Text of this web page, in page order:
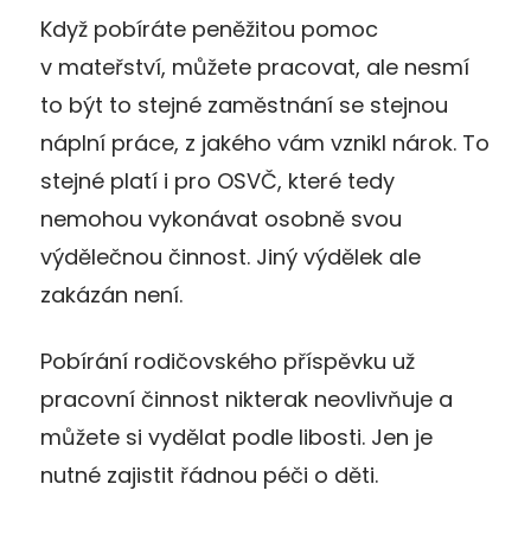
Když pobíráte peněžitou pomoc
v mateřství, můžete pracovat, ale nesmí
to být to stejné zaměstnání se stejnou
náplní práce, z jakého vám vznikl nárok. To
stejné platí i pro OSVČ, které tedy
nemohou vykonávat osobně svou
výdělečnou činnost. Jiný výdělek ale
zakázán není.
Pobírání rodičovského příspěvku už
pracovní činnost nikterak neovlivňuje a
můžete si vydělat podle libosti. Jen je
nutné zajistit řádnou péči o děti.